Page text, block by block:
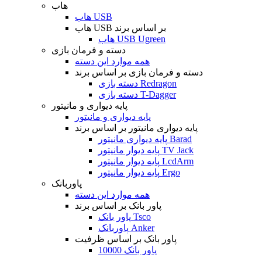
هاب
هاب USB
هاب USB بر اساس برند
هاب USB Ugreen
دسته و فرمان بازی
همه موارد این دسته
دسته و فرمان بازی بر اساس برند
دسته بازی Redragon
دسته بازی T-Dagger
پایه دیواری و مانیتور
پایه دیواری و مانیتور
پایه دیواری مانیتور بر اساس برند
پایه دیواری مانیتور Barad
پایه دیوار مانیتور TV Jack
پایه دیوار مانیتور LcdArm
پایه دیوار مانیتور Ergo
پاوربانک
همه موارد این دسته
پاور بانک بر اساس برند
پاور بانک Tsco
پاوربانک Anker
پاور بانک بر اساس ظرفیت
پاور بانک 10000